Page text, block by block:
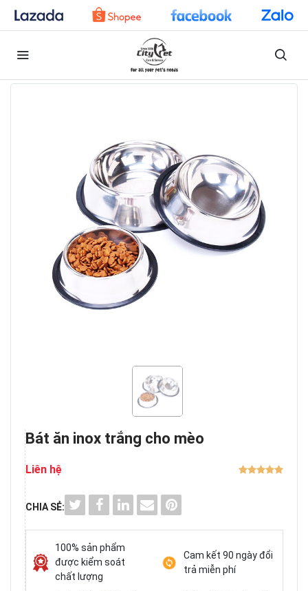
Bát ăn inox trắng cho mèo
Liên hệ
CHIA SẺ:
100% sản phẩm
được kiểm soát
chất lượng
Cam kết 90 ngày đổi
trả miễn phí